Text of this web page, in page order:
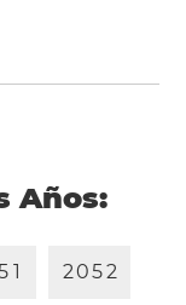
Años:
1 2052